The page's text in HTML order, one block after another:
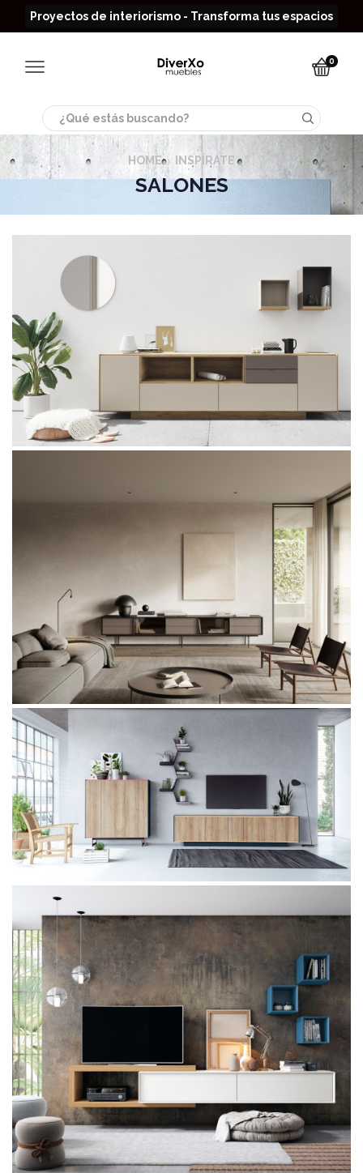
Proyectos de interiorismo - Transforma tus espacios
0
Search
input
HOME
INSPÍRATE
SALONES